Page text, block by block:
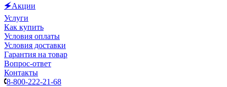
🗲Акции
Услуги
Как купить
Условия оплаты
Условия доставки
Гарантия на товар
Вопрос-ответ
Контакты
8-800-222-21-68